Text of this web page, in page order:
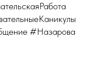
#Назарова